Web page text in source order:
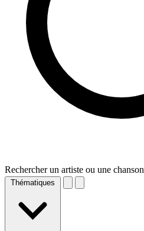
Rechercher un artiste ou une chanson
Thématiques